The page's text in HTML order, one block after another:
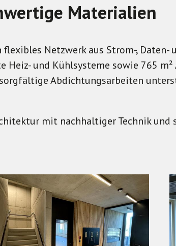
Materialien
Netzwerk aus Strom-, Daten-
und Kühlsysteme sowie 765
Abdichtungsarbeiten
mit nachhaltiger Technik